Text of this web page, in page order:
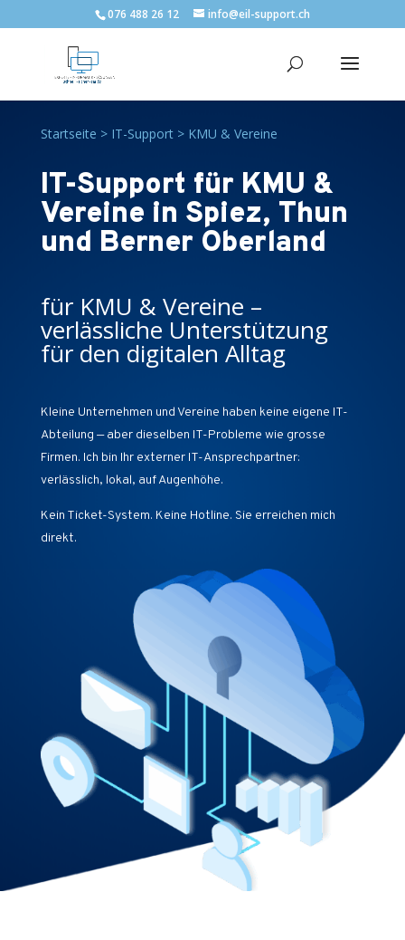
076 488 26 12 info@eil-support.ch
Startseite > IT-Support> KMU & Vereine
IT-Support für KMU &
Vereine in Spiez, Thun
und Berner Oberland
für KMU & Vereine –
verlässliche Unterstützung
für den digitalen Alltag
Kleine Unternehmen und Vereine haben keine eigene IT-
Abteilung — aber dieselben IT-Probleme wie grosse
Firmen. Ich bin Ihr externer IT-Ansprechpartner:
verlässlich, lokal, auf Augenhöhe.
Kein Ticket-System. Keine Hotline. Sie erreichen mich
direkt.